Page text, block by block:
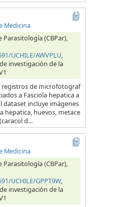
Medicina
Parasitología (CBPar),
UCHILE/AWVPLU,
investigación de la
de microfotograf
a Fasciola hepatica a
dataset incluye imágenes
hepatica, huevos, metace
d...
Medicina
Parasitología (CBPar),
UCHILE/GPPT9W,
investigación de la